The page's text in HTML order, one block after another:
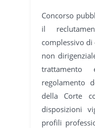
Concorso
il
complessivo
non
trattamento
regolamento
della Corte
disposizioni
profili